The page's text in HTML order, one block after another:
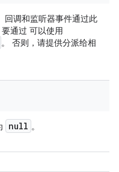
回调和监听器事件通过此
通过 可以使用
。 否则，请提供分派给相
null 。